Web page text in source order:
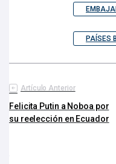
PAÍSES
Artículo Anterior
Felicita Putin a Noboa por
su reelección en Ecuador